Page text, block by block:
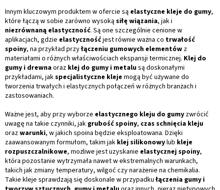
Innym kluczowym produktem w ofercie są elastyczne kleje do gumy,
które łączą w sobie zarówno wysoką siłę wiązania, jak i
niezrównaną elastyczność. Są one szczególnie cenione w
aplikacjach, gdzie elastycznośćjest równie ważna co trwałość
spoiny, na przykład przyłączeniu gumowych elementów z
materiałami o różnych właściwościach ekspansji termicznej. Klej do
gumy i drewnaoraz klej do gumy i metalusą doskonałymi
przykładami, jakspecjalistyczne kleje mogą być używane do
tworzenia trwałych i elastycznych połączeń w różnych branżach i
zastosowaniach.
Ważne jest, aby przy wyborze elastycznego kleju do gumy zwrócić
uwagę na takie czynniki, jak grubość spoiny, czas schnięcia kleju
orazwarunki, w jakich spoina będzie eksploatowana. Dzięki
zaawansowanym formułom, takim jak klej silikonowylub kleje
rozpuszczalnikowe, możliwe jest uzyskanie elastycznej spoiny,
która pozostanie wytrzymała nawet w ekstremalnych warunkach,
takich jak zmiany temperatury, wilgoć czy narażenie na chemikalia.
Takie kleje sprawdzają się doskonale w przypadkułączenia gumy i